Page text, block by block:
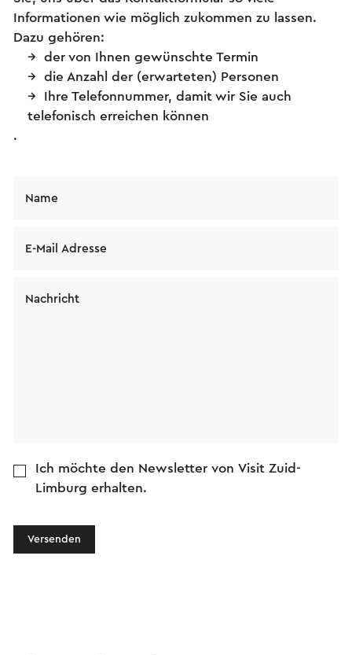
Informationen wie möglich zukommen zu lassen.
Dazu gehören:
der von Ihnen gewünschte Termin
die Anzahl der (erwarteten) Personen
Ihre Telefonnummer, damit wir Sie auch
telefonisch erreichen können
.
Name
E-Mail Adresse
Nachricht
Ich möchte den Newsletter von Visit Zuid-
Limburg erhalten.
Versenden